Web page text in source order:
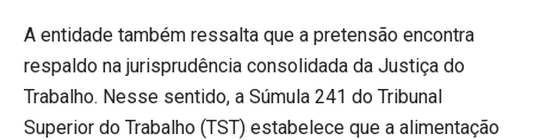
A entidade também ressalta que a pretensão encontra
respaldo na jurisprudência consolidada da Justiça do
Trabalho. Nesse sentido, a Súmula 241 do Tribunal
Superior do Trabalho (TST) estabelece que a alimentação